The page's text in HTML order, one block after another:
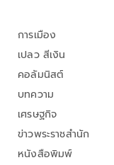
การเมือง
เปลว สีเงิน
คอลัมนิสต์
บทความ
เศรษฐกิจ
ข่าวพระราชสำนัก
หนังสือพิมพ์